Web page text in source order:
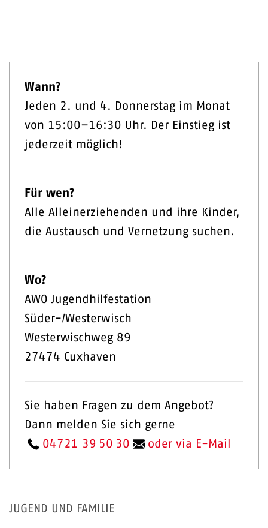
Wann?
Jeden 2. und 4. Donnerstag im Monat
von 15:00–16:30 Uhr. Der Einstieg ist
jederzeit möglich!
Für wen?
Alle Alleinerziehenden und ihre Kinder,
die Austausch und Vernetzung suchen.
Wo?
AWO Jugendhilfestation
Süder-/Westerwisch
Westerwischweg 89
27474 Cuxhaven
Sie haben Fragen zu dem Angebot?
Dann melden Sie sich gerne
04721 39 50 30
oder via E-Mail
JUGEND UND FAMILIE